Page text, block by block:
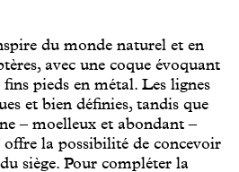
du monde naturel et en
avec une coque évoquant
pieds en métal. Les lignes
et bien définies, tandis que
– moelleux et abondant –
la possibilité de concevoir
siège. Pour compléter la